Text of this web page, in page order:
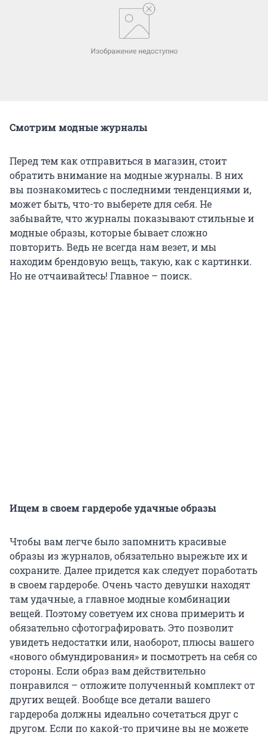
Смотрим модные журналы
Перед тем как отправиться в магазин, стоит
обратить внимание на модные журналы. В них
вы познакомитесь с последними тенденциями и,
может быть, что-то выберете для себя. Не
забывайте, что журналы показывают стильные и
модные образы, которые бывает сложно
повторить. Ведь не всегда нам везет, и мы
находим брендовую вещь, такую, как с картинки.
Но не отчаивайтесь! Главное – поиск.
Ищем в своем гардеробе удачные образы
Чтобы вам легче было запомнить красивые
образы из журналов, обязательно вырежьте их и
сохраните. Далее придется как следует поработать
в своем гардеробе. Очень часто девушки находят
там удачные, а главное модные комбинации
вещей. Поэтому советуем их снова примерить и
обязательно сфотографировать. Это позволит
увидеть недостатки или, наоборот, плюсы вашего
«нового обмундирования» и посмотреть на себя со
стороны. Если образ вам действительно
понравился – отложите полученный комплект от
других вещей. Вообще все детали вашего
гардероба должны идеально сочетаться друг с
другом. Если по какой-то причине вы не можете